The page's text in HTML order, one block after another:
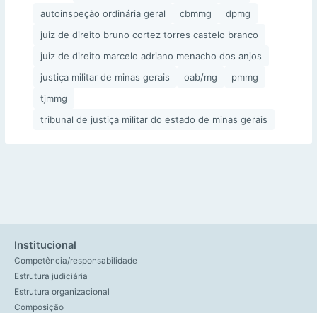
autoinspeção ordinária geral
cbmmg
dpmg
juiz de direito bruno cortez torres castelo branco
juiz de direito marcelo adriano menacho dos anjos
justiça militar de minas gerais
oab/mg
pmmg
tjmmg
tribunal de justiça militar do estado de minas gerais
Institucional
Competência/responsabilidade
Estrutura judiciária
Estrutura organizacional
Composição